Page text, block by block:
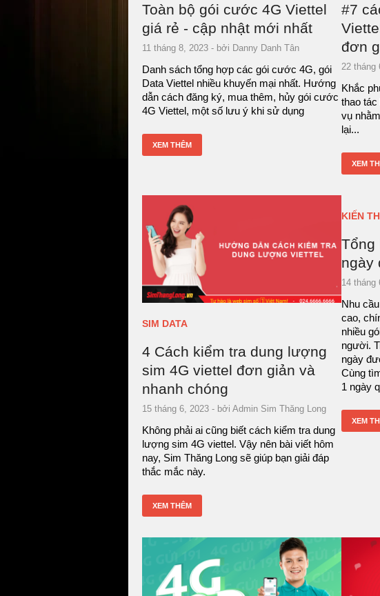
Toàn bộ gói cước 4G Viettel
giá rẻ - cập nhật mới nhất
11 tháng 8, 2023 - bởi Danny Danh Tân
Danh sách tổng hợp các gói cước 4G, gói
Data Viettel nhiều khuyến mại nhất. Hướng
dẫn cách đăng ký, mua thêm, hủy gói cước
4G Viettel, một số lưu ý khi sử dụng
XEM THÊM
#7
đơn
22 tháng
Khắc
thao
vụ
lại...
XEM
SIM DATA
4 Cách kiểm tra dung lượng
sim 4G viettel đơn giản và
nhanh chóng
15 tháng 6, 2023 - bởi Admin Sim Thăng Long
Không phải ai cũng biết cách kiểm tra dung
lượng sim 4G viettel. Vậy nên bài viết hôm
nay, Sim Thăng Long sẽ giúp bạn giải đáp
thắc mắc này.
XEM THÊM
KIẾN
Tổng
ngày
14 tháng
Nhu
cao,
nhiều
người.
ngày
Cùng
1 ngày
XEM